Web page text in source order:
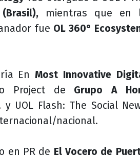
(Brasil),
mientras que en
fue OL 360°
EnMost Innovative
Project de Grupo A
UOL Flash: The Social
nacional.
en PR de El Vocero de